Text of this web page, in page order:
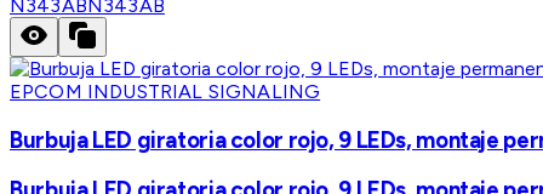
N343ABN343AB
EPCOM INDUSTRIAL SIGNALING
Burbuja LED giratoria color rojo, 9 LEDs, montaje